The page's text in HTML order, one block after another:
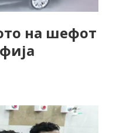
на шефот